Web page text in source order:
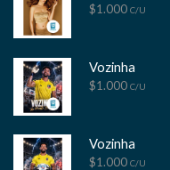
$1.000 C/U
Vozinha
$1.000 C/U
Vozinha
$1.000 C/U